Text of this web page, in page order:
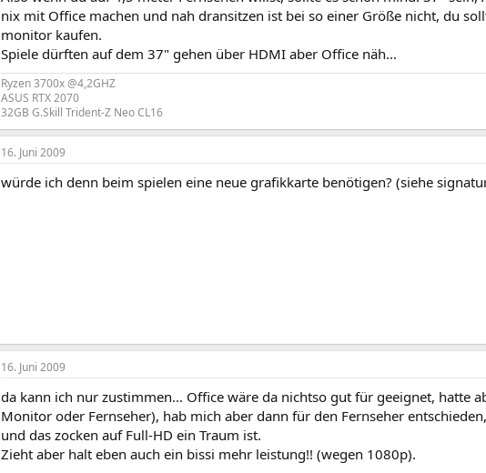
nix mit Office machen und nah dransitzen ist bei so einer Größe nicht, du
monitor kaufen.
Spiele dürften auf dem 37" gehen über HDMI aber Office näh...
Ryzen 3700x @4,2GHZ
ASUS RTX 2070
32GB G.Skill Trident-Z Neo CL16
16. Juni 2009
würde ich denn beim spielen eine neue grafikkarte benötigen? (siehe
16. Juni 2009
da kann ich nur zustimmen... Office wäre da nichtso gut für geeignet, hatte
Monitor oder Fernseher), hab mich aber dann für den Fernseher
und das zocken auf Full-HD ein Traum ist.
Zieht aber halt eben auch ein bissi mehr leistung!! (wegen 1080p).